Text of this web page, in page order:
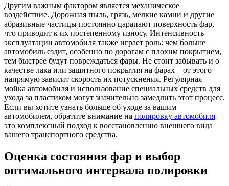
Другим важным фактором является механическое
воздействие. Дорожная пыль, грязь, мелкие камни и другие
абразивные частицы постоянно царапают поверхность фар,
что приводит к их постепенному износу. Интенсивность
эксплуатации автомобиля также играет роль: чем больше
автомобиль ездит, особенно по дорогам с плохим покрытием,
тем быстрее будут повреждаться фары. Не стоит забывать и о
качестве лака или защитного покрытия на фарах – от этого
напрямую зависит скорость их потускнения. Регулярная
мойка автомобиля и использование специальных средств для
ухода за пластиком могут значительно замедлить этот процесс.
Если вы хотите узнать больше об уходе за вашим
автомобилем, обратите внимание на полировку автомобиля –
это комплексный подход к восстановлению внешнего вида
вашего транспортного средства.
Оценка состояния фар и выбор
оптимального интервала полировки